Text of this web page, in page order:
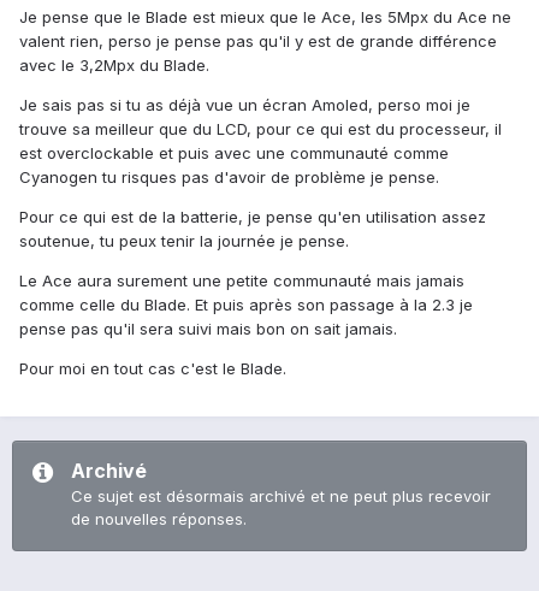
Je pense que le Blade est mieux que le Ace, les 5Mpx du Ace ne
valent rien, perso je pense pas qu'il y est de grande différence
avec le 3,2Mpx du Blade.
Je sais pas si tu as déjà vue un écran Amoled, perso moi je
trouve sa meilleur que du LCD, pour ce qui est du processeur, il
est overclockable et puis avec une communauté comme
Cyanogen tu risques pas d'avoir de problème je pense.
Pour ce qui est de la batterie, je pense qu'en utilisation assez
soutenue, tu peux tenir la journée je pense.
Le Ace aura surement une petite communauté mais jamais
comme celle du Blade. Et puis après son passage à la 2.3 je
pense pas qu'il sera suivi mais bon on sait jamais.
Pour moi en tout cas c'est le Blade.
Archivé
Ce sujet est désormais archivé et ne peut plus recevoir
de nouvelles réponses.